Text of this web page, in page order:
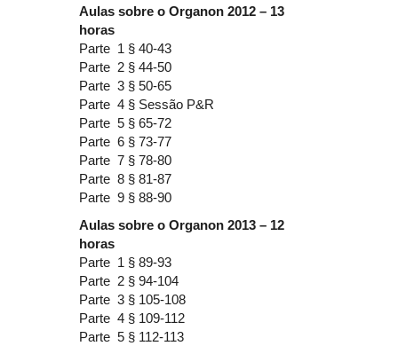
Aulas sobre o Organon 2012 – 13
horas
Parte 1 § 40-43
Parte 2 § 44-50
Parte 3 § 50-65
Parte 4 § Sessão P&R
Parte 5 § 65-72
Parte 6 § 73-77
Parte 7 § 78-80
Parte 8 § 81-87
Parte 9 § 88-90
Aulas sobre o Organon 2013 – 12
horas
Parte 1 § 89-93
Parte 2 § 94-104
Parte 3 § 105-108
Parte 4 § 109-112
Parte 5 § 112-113